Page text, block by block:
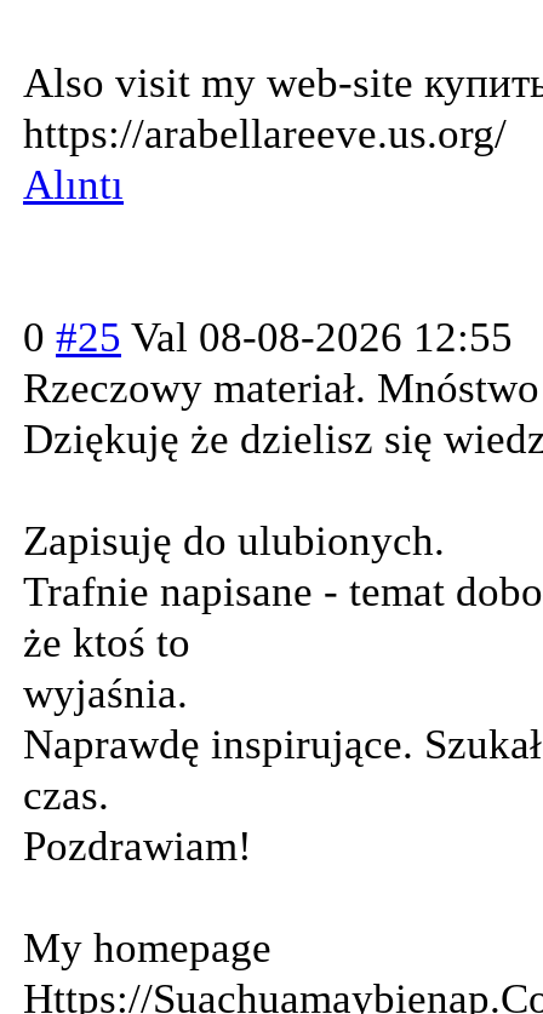
Also visit my web-site
https://arabellareeve.us.org/
Alıntı
0 #25 Val 08-08-2026 12:55
Rzeczowy materiał.
Dziękuję że dzielisz się
Zapisuję do ulubionych.
Trafnie napisane - temat
że ktoś to
wyjaśnia.
Naprawdę inspirujące.
czas.
Pozdrawiam!
My homepage
Https://